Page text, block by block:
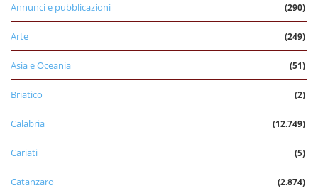
Annunci e pubblicazioni (290)
Arte (249)
Asia e Oceania (51)
Briatico (2)
Calabria (12.749)
Cariati (5)
Catanzaro (2.874)